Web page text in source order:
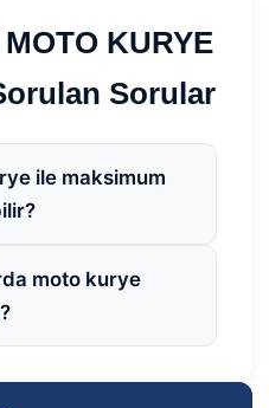
KURYE
Sorular
ile maksimum
moto kurye